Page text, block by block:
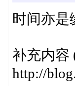
时间亦是
补充内容
http://